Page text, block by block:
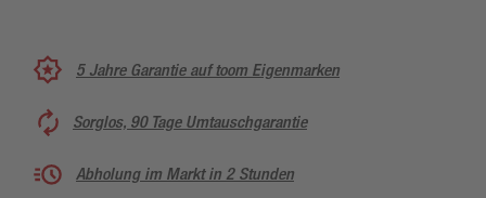
5 Jahre Garantie auf toom Eigenmarken
Sorglos, 90 Tage Umtauschgarantie
Abholung im Markt in 2 Stunden